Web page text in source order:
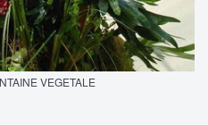
VEGETALE